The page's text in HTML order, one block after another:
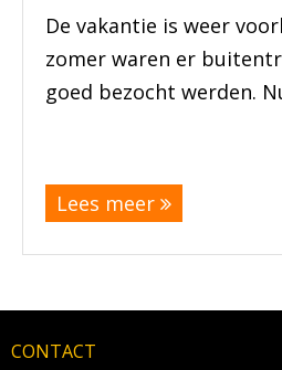
AGENDA
CONTACT
De vakantie is weer
zomer waren er
goed bezocht werden.
Lees meer
CONTACT